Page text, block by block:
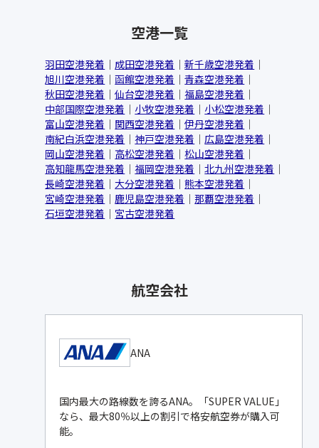
空港一覧
羽田空港発着 成田空港発着
新千歳空港発着
旭川空港発着
函館空港発着
青森空港発着
秋田空港発着
仙台空港発着
福島空港発着
中部国際空港発着
小牧空港発着
小松空港発着
富山空港発着
関西空港発着
伊丹空港発着
南紀白浜空港発着
神戸空港発着
広島空港発着
岡山空港発着
高松空港発着
松山空港発着
高知龍馬空港発着
福岡空港発着
北九州空港発着
長崎空港発着
大分空港発着
熊本空港発着
宮崎空港発着
鹿児島空港発着
那覇空港発着
石垣空港発着
宮古空港発着
航空会社
ANA
国内最大の路線数を誇るANA。「SUPER VALUE」
なら、最大80％以上の割引で格安航空券が購入可
能。